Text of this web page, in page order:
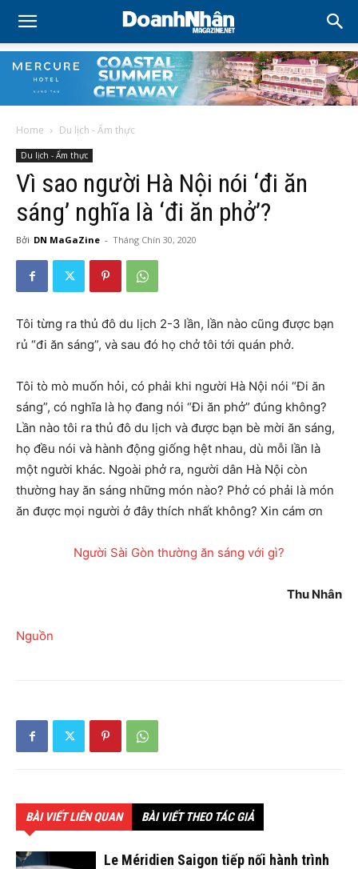
Home Du lịch - Ẩm thực
Du lịch - Ẩm thực
Vì sao người Hà Nội nói ‘đi ăn
sáng’ nghĩa là ‘đi ăn phở’?
Bởi DN MaGaZine - Tháng Chín 30, 2020
Tôi từng ra thủ đô du lịch 2-3 lần, lần nào cũng được bạn
rủ “đi ăn sáng”, và sau đó họ chở tôi tới quán phở.
Tôi tò mò muốn hỏi, có phải khi người Hà Nội nói “Đi ăn
sáng”, có nghĩa là họ đang nói “Đi ăn phở” đúng không?
Lần nào tôi ra thủ đô du lịch và được bạn bè mời ăn sáng,
họ đều nói và hành động giống hệt nhau, dù mỗi lần là
một người khác. Ngoài phở ra, người dân Hà Nội còn
thường hay ăn sáng những món nào? Phở có phải là món
ăn được mọi người ở đây thích nhất không? Xin cám ơn
Người Sài Gòn thường ăn sáng với gì?
Thu Nhân
Nguồn
BÀI VIẾT LIÊN QUAN BÀI VIẾT THEO TÁC GIẢ
Le Méridien Saigon tiếp nối hành trình